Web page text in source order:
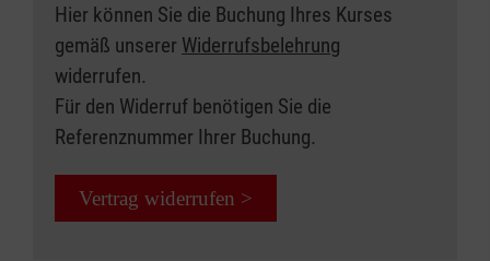
Hier können Sie die Buchung Ihres Kurses
gemäß unserer Widerrufsbelehrung
widerrufen.
Für den Widerruf benötigen Sie die
Referenznummer Ihrer Buchung.
Vertrag widerrufen >